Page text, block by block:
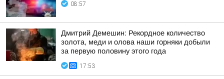
08:57
Дмитрий Демешин: Рекордное количество
золота, меди и олова наши горняки добыли
за первую половину этого года
17:53